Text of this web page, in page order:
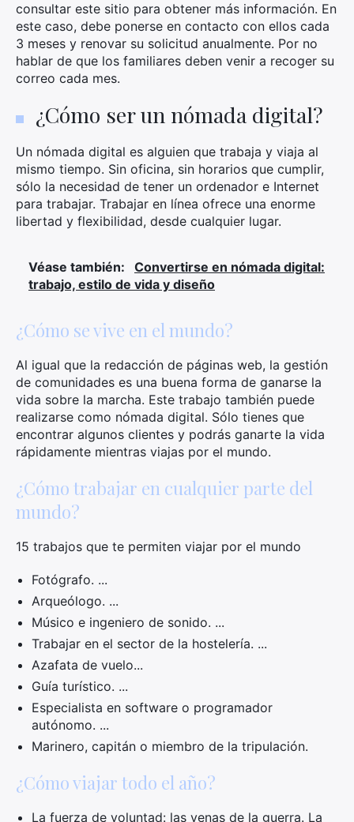
consultar este sitio para obtener más información. En
este caso, debe ponerse en contacto con ellos cada
3 meses y renovar su solicitud anualmente. Por no
hablar de que los familiares deben venir a recoger su
correo cada mes.
¿Cómo ser un nómada digital?
Un nómada digital es alguien que trabaja y viaja al
mismo tiempo. Sin oficina, sin horarios que cumplir,
sólo la necesidad de tener un ordenador e Internet
para trabajar. Trabajar en línea ofrece una enorme
libertad y flexibilidad, desde cualquier lugar.
Véase también:
Convertirse en nómada digital:
trabajo, estilo de vida y diseño
¿Cómo se vive en el mundo?
Al igual que la redacción de páginas web, la gestión
de comunidades es una buena forma de ganarse la
vida sobre la marcha. Este trabajo también puede
realizarse como nómada digital. Sólo tienes que
encontrar algunos clientes y podrás ganarte la vida
rápidamente mientras viajas por el mundo.
¿Cómo trabajar en cualquier parte del
mundo?
15 trabajos que te permiten viajar por el mundo
Fotógrafo. ...
Arqueólogo. ...
Músico e ingeniero de sonido. ...
Trabajar en el sector de la hostelería. ...
Azafata de vuelo...
Guía turístico. ...
Especialista en software o programador
autónomo. ...
Marinero, capitán o miembro de la tripulación.
¿Cómo viajar todo el año?
La fuerza de voluntad: las venas de la guerra. La